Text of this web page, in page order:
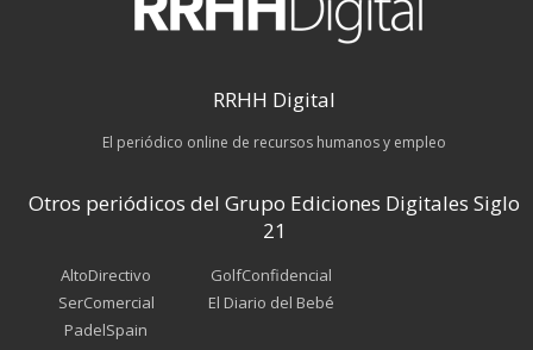
RRHH Digital
El periódico online de recursos humanos y empleo
Otros periódicos del Grupo Ediciones Digitales Siglo
21
AltoDirectivo
SerComercial
PadelSpain
GolfConfidencial
El Diario del Bebé